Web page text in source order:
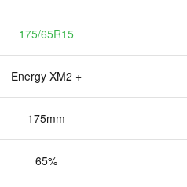
175/65R15
Energy XM2 +
175mm
65%